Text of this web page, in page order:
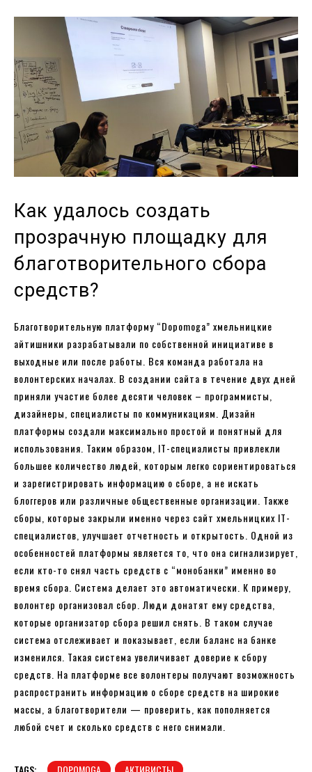
Как удалось создать
прозрачную площадку для
благотворительного сбора
средств?
Благотворительную платформу “Dopomoga” хмельницкие
айтишники разрабатывали по собственной инициативе в
выходные или после работы. Вся команда работала на
волонтерских началах. В создании сайта в течение двух дней
приняли участие более десяти человек – программисты,
дизайнеры, специалисты по коммуникациям. Дизайн
платформы создали максимально простой и понятный для
использования. Таким образом, IT-специалисты привлекли
большее количество людей, которым легко сориентироваться
и зарегистрировать информацию о сборе, а не искать
блоггеров или различные общественные организации. Также
сборы, которые закрыли именно через сайт хмельницких IT-
специалистов, улучшает отчетность и открытость. Одной из
особенностей платформы является то, что она сигнализирует,
если кто-то снял часть средств с “монобанки” именно во
время сбора. Система делает это автоматически. К примеру,
волонтер организовал сбор. Люди донатят ему средства,
которые организатор сбора решил снять. В таком случае
система отслеживает и показывает, если баланс на банке
изменился. Такая система увеличивает доверие к сбору
средств. На платформе все волонтеры получают возможность
распространить информацию о сборе средств на широкие
массы, а благотворители — проверить, как пополняется
любой счет и сколько средств с него снимали.